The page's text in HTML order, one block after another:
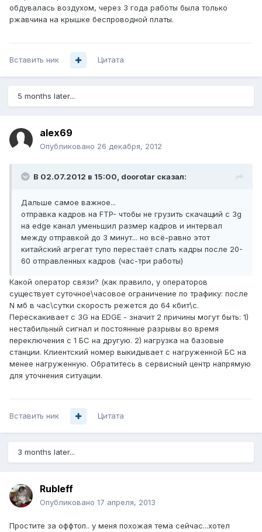
обдувалась воздухом, через 3 года работы была только
ржавчина на крышке беспроводной платы.
Вставить ник Цитата
5 months later...
alex69
Опубликовано 26 декабря, 2012
В 02.07.2012 в 15:00, doorotar сказал:
Дальше самое важное...
отправка кадров на FTP- чтобы не грузить скачащий с 3g
на edge канал уменьшил размер кадров и интервал
между отправкой до 3 минут... но всё-равно этот
китайский агрегат тупо перестаёт слать кадры после 20-
60 отправленных кадров (час-три работы)
Какой оператор связи? (как правило, у операторов
существует суточное\часовое ограничение по трафику: после
N мб в час\сутки скорость режется до 64 кбит\с.
Перескакивает с 3G на EDGE - значит 2 причины могут быть: 1)
нестабильный сигнал и постоянные разрывы во время
переключения с 1 БС на другую. 2) нагрузка на базовые
станции. Клиентский номер выкидывает с нагруженной БС на
менее нагруженную. Обратитесь в сервисный центр напрямую
для уточнения ситуации.
Вставить ник Цитата
3 months later...
Rubleff
Опубликовано 17 апреля, 2013
Простите за оффтоп.. у меня похожая тема сейчас...хотел